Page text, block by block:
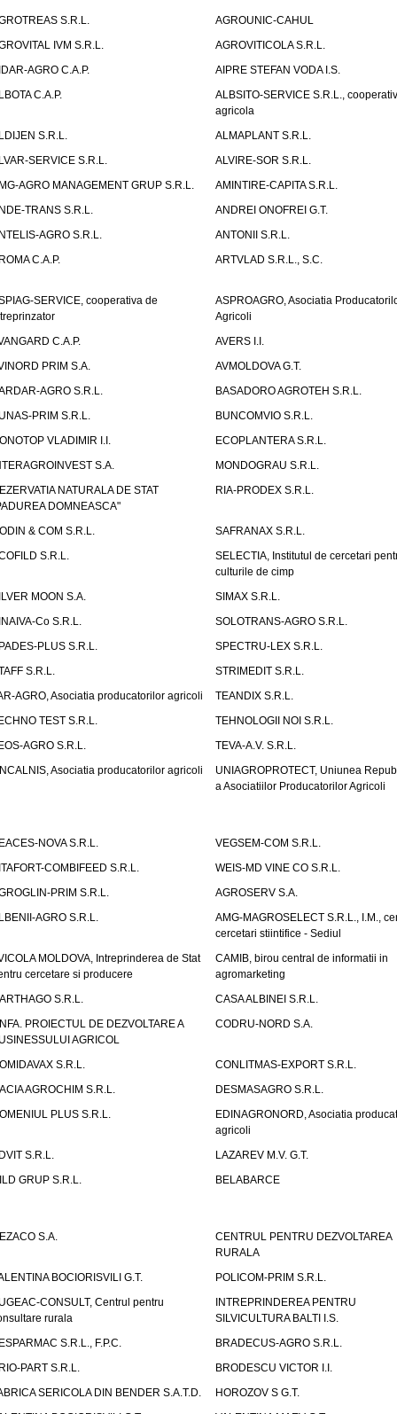
S.R.L.
AGROUNIC-CAHUL
IVM S.R.L.
AGROVITICOLA S.R.L.
AGRO C.A.P.
AIPRE STEFAN VODA I.S.
C.A.P.
ALBSITO-SERVICE S.R.L.,
agricola
S.R.L.
ALMAPLANT S.R.L.
SERVICE S.R.L.
ALVIRE-SOR S.R.L.
AGRO MANAGEMENT GRUP S.R.L.
AMINTIRE-CAPITA S.R.L.
TRANS S.R.L.
ANDREI ONOFREI G.T.
AGRO S.R.L.
ANTONII S.R.L.
C.A.P.
ARTVLAD S.R.L., S.C.
SERVICE, cooperativa de
ASPROAGRO, Asociatia
Agricoli
C.A.P.
AVERS I.I.
PRIM S.A.
AVMOLDOVA G.T.
AGRO S.R.L.
BASADORO AGROTEH S.R.L.
PRIM S.R.L.
BUNCOMVIO S.R.L.
VLADIMIR I.I.
ECOPLANTERA S.R.L.
S.A.
MONDOGRAU S.R.L.
NATURALA DE STAT
DOMNEASCA"
RIA-PRODEX S.R.L.
& COM S.R.L.
SAFRANAX S.R.L.
S.R.L.
SELECTIA, Institutul de cercetari
culturile de cimp
MOON S.A.
SIMAX S.R.L.
Co S.R.L.
SOLOTRANS-AGRO S.R.L.
PLUS S.R.L.
SPECTRU-LEX S.R.L.
S.R.L.
STRIMEDIT S.R.L.
AGRO, Asociatia producatorilor agricoli
TEANDIX S.R.L.
TEST S.R.L.
TEHNOLOGII NOI S.R.L.
AGRO S.R.L.
TEVA-A.V. S.R.L.
Asociatia producatorilor agricoli
UNIAGROPROTECT, Uniunea
a Asociatiilor Producatorilor Agricoli
NOVA S.R.L.
VEGSEM-COM S.R.L.
COMBIFEED S.R.L.
WEIS-MD VINE CO S.R.L.
PRIM S.R.L.
AGROSERV S.A.
AGRO S.R.L.
AMG-MAGROSELECT S.R.L., I.M.,
cercetari stiintifice - Sediul
MOLDOVA, Intreprinderea de Stat
cercetare si producere
CAMIB, birou central de informatii in
agromarketing
S.R.L.
CASA ALBINEI S.R.L.
PROIECTUL DE DEZVOLTARE A
AGRICOL
CODRU-NORD S.A.
S.R.L.
CONLITMAS-EXPORT S.R.L.
AGROCHIM S.R.L.
DESMASAGRO S.R.L.
PLUS S.R.L.
EDINAGRONORD, Asociatia
agricoli
S.R.L.
LAZAREV M.V. G.T.
GRUP S.R.L.
BELABARCE
S.A.
CENTRUL PENTRU DEZVOLTAREA
RURALA
BOCIORISVILI G.T.
POLICOM-PRIM S.R.L.
CONSULT, Centrul pentru
rurala
INTREPRINDEREA PENTRU
SILVICULTURA BALTI I.S.
S.R.L., F.P.C.
BRADECUS-AGRO S.R.L.
PART S.R.L.
BRODESCU VICTOR I.I.
SERICOLA DIN BENDER S.A.T.D.
HOROZOV S G.T.